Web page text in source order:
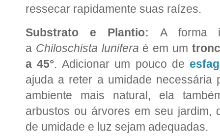
ressecar rapidamente suas raízes.
Substrato e Plantio: A forma
a Chiloschista lunifera é em um
a 45°. Adicionar um pouco de
ajuda a reter a umidade necessária
ambiente mais natural, ela
arbustos ou árvores em seu jardim,
de umidade e luz sejam adequadas.